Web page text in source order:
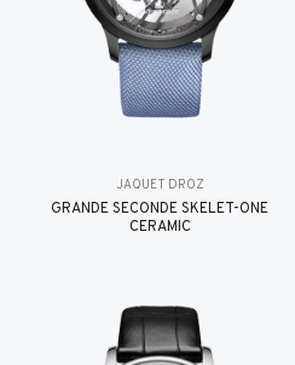
JAQUET DROZ
GRANDE SECONDE SKELET-ONE
CERAMIC